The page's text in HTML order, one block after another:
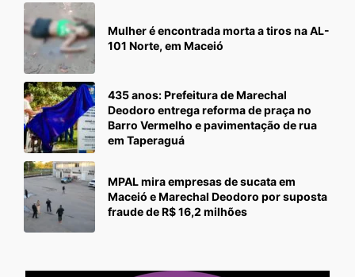
Mulher é encontrada morta a tiros na AL-
101 Norte, em Maceió
435 anos: Prefeitura de Marechal
Deodoro entrega reforma de praça no
Barro Vermelho e pavimentação de rua
em Taperaguá
MPAL mira empresas de sucata em
Maceió e Marechal Deodoro por suposta
fraude de R$ 16,2 milhões